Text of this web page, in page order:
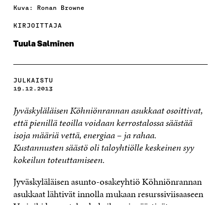
Kuva: Ronan Browne
KIRJOITTAJA
Tuula Salminen
JULKAISTU
19.12.2013
Jyväskyläläisen Köhniönrannan asukkaat osoittivat,
että pienillä teoilla voidaan kerrostalossa säästää
isoja määriä vettä, energiaa – ja rahaa.
Kustannusten säästö oli taloyhtiölle keskeinen syy
kokeilun toteuttamiseen.
Jyväskyläläisen asunto-osakeyhtiö Köhniönrannan
asukkaat lähtivät innolla mukaan resurssiviisaaseen